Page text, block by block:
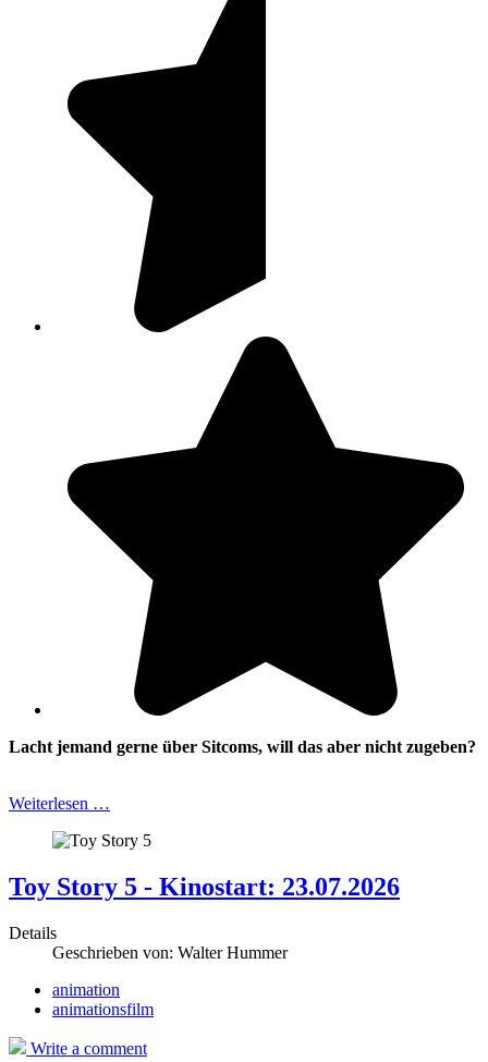
Lacht jemand gerne über Sitcoms, will das aber nicht zugeben?
Weiterlesen …
Toy Story 5 - Kinostart: 23.07.2026
Details
Geschrieben von: Walter Hummer
animation
animationsfilm
Write a comment